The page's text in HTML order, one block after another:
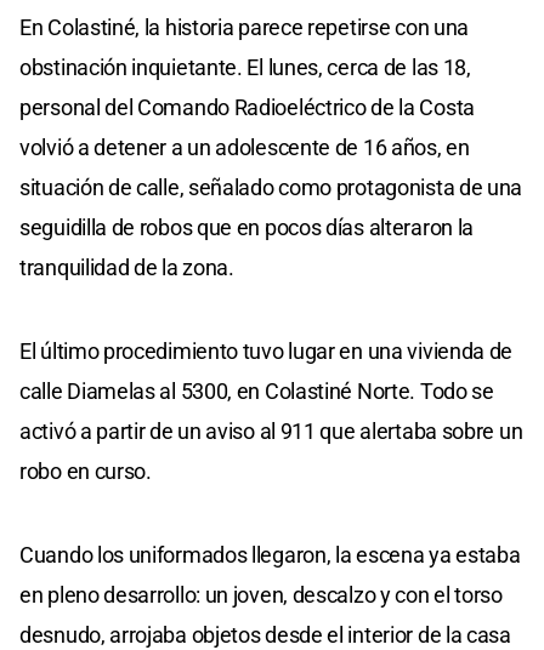
En Colastiné, la historia parece repetirse con una
obstinación inquietante. El lunes, cerca de las 18,
personal del Comando Radioeléctrico de la Costa
volvió a detener a un adolescente de 16 años, en
situación de calle, señalado como protagonista de una
seguidilla de robos que en pocos días alteraron la
tranquilidad de la zona.
El último procedimiento tuvo lugar en una vivienda de
calle Diamelas al 5300, en Colastiné Norte. Todo se
activó a partir de un aviso al 911 que alertaba sobre un
robo en curso.
Cuando los uniformados llegaron, la escena ya estaba
en pleno desarrollo: un joven, descalzo y con el torso
desnudo, arrojaba objetos desde el interior de la casa